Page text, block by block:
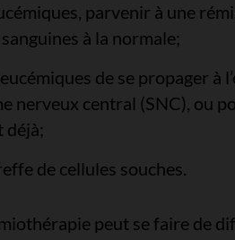
parvenir à une
à la normale;
de se propager à
nerveux central (SNC), ou
déjà;
de cellules souches.
peut se faire de